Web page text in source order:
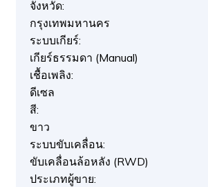
จังหวัด:
กรุงเทพมหานคร
ระบบเกียร์:
เกียร์ธรรมดา (Manual)
เชื้อเพลิง:
ดีเซล
สี:
ขาว
ระบบขับเคลื่อน:
ขับเคลื่อนล้อหลัง (RWD)
ประเภทผู้ขาย: